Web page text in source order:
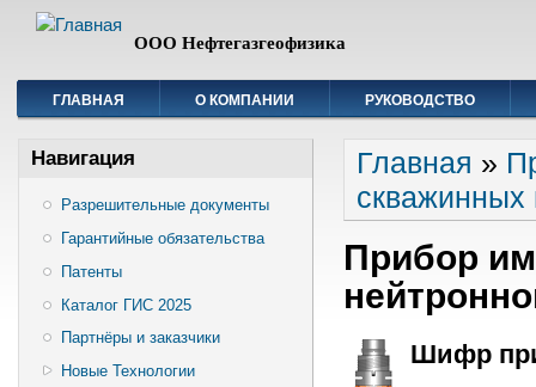
ООО Нефтегазгеофизика
ГЛАВНАЯ О КОМПАНИИ РУКОВОДСТВО
Навигация
Разрешительные документы
Гарантийные обязательства
Патенты
Каталог ГИС 2025
Партнёры и заказчики
Новые Технологии
Вы здесь
Главная »
Прибор
Шифр